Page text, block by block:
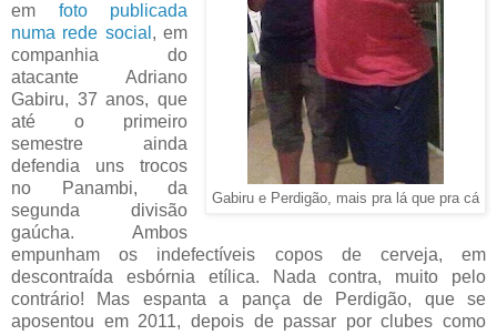
Gabiru e Perdigão, mais pra lá que pra cá
em foto publicada
numa rede social , em
companhia do
atacante Adriano
Gabiru, 37 anos, que
até o primeiro
semestre ainda
defendia uns trocos
no Panambi, da
segunda divisão
gaúcha. Ambos
empunham os indefectíveis copos de cerveja, em
descontraída esbórnia etílica. Nada contra, muito pelo
contrário! Mas espanta a pança de Perdigão, que se
aposentou em 2011, depois de passar por clubes como